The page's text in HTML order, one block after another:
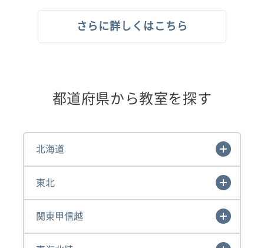
さらに詳しくはこちら
都道府県から教室を探す
北海道
東北
関東甲信越